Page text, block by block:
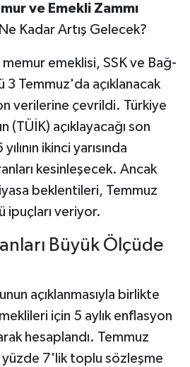
ve Emekli Zammı
Kadar Artış Gelecek?
emeklisi, SSK ve Bağ-
3 Temmuz'da açıklanacak
verilerine çevrildi. Türkiye
(TÜİK) açıklayacağı son
ikinci yarısında
kesinleşecek. Ancak
beklentileri, Temmuz
ipuçları veriyor.
Büyük Ölçüde
açıklanmasıyla birlikte
için 5 aylık enflasyon
hesaplandı. Temmuz
yüzde 7'lik toplu sözleşme